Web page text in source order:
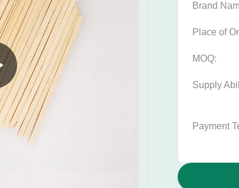
Brand
Place of
MOQ:
Supply
Payment